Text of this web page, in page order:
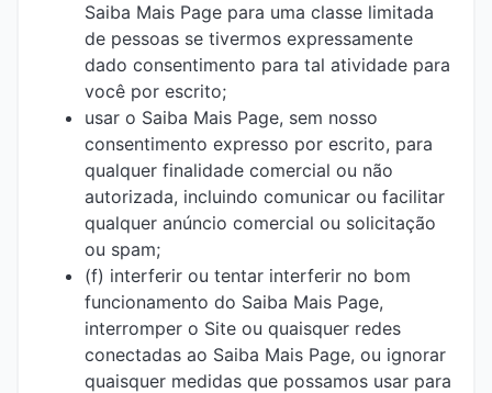
Saiba Mais Page para uma classe limitada
de pessoas se tivermos expressamente
dado consentimento para tal atividade para
você por escrito;
usar o Saiba Mais Page, sem nosso
consentimento expresso por escrito, para
qualquer finalidade comercial ou não
autorizada, incluindo comunicar ou facilitar
qualquer anúncio comercial ou solicitação
ou spam;
(f) interferir ou tentar interferir no bom
funcionamento do Saiba Mais Page,
interromper o Site ou quaisquer redes
conectadas ao Saiba Mais Page, ou ignorar
quaisquer medidas que possamos usar para